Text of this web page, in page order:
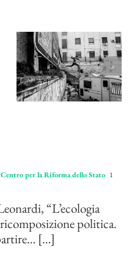
Centro per la Riforma dello Stato 1
“L’ecologia
politica.
[…]